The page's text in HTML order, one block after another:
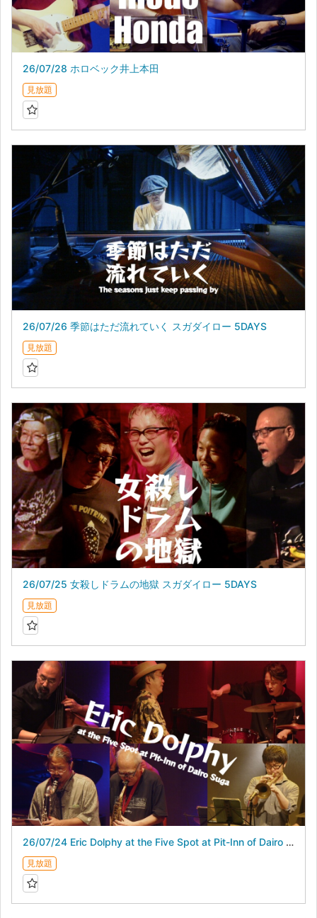
26/07/28 ホロベック井上本田
見放題
26/07/26 季節はただ流れていく スガダイロー 5DAYS
見放題
26/07/25 女殺しドラムの地獄 スガダイロー 5DAYS
見放題
26/07/24 Eric Dolphy at the Five Spot at Pit-Inn of Dairo Suga スガダイロー 5DAYS
見放題